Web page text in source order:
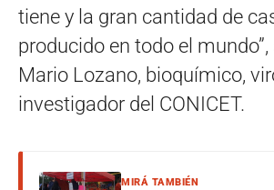
tiene y la gran cantidad de
producido en todo el
Mario Lozano, bioquímico,
investigador del CONICET.
MIRÁ TAMBIÉN